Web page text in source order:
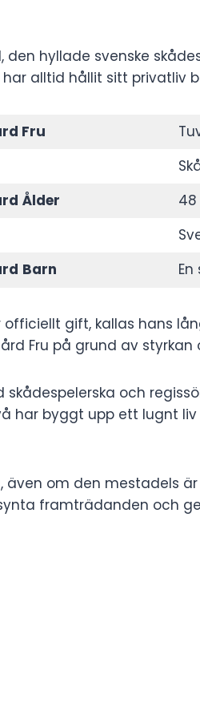
den hyllade svenske
har alltid hållit sitt privatliv
Fru
Ålder
Barn
gift, kallas hans
Fru på grund av
skådespelerska och
har byggt upp ett lugnt
även om den mestadels
framträdanden och